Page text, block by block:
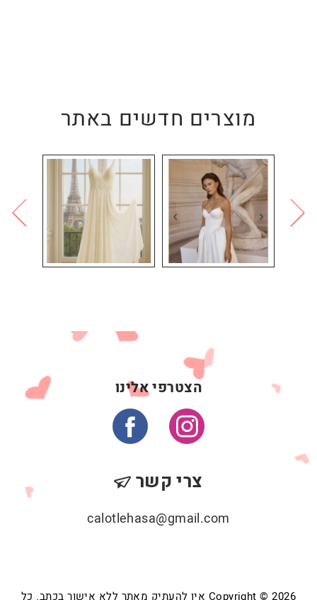
מוצרים חדשים באתר
הצטרפי אלינו
צרי קשר
calotlehasa@gmail.com
Copyright © 2026 אין להעתיק מאתר ללא אישור בכתב. כל